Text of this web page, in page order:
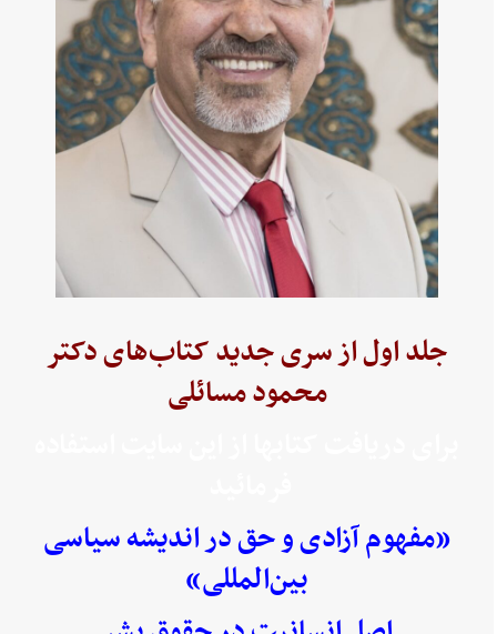
جلد اول از سری جدید کتاب‌های دکتر
محمود مسائلی
«مفهوم آزادی و حق در اندیشه سیاسی
بین‌المللی»